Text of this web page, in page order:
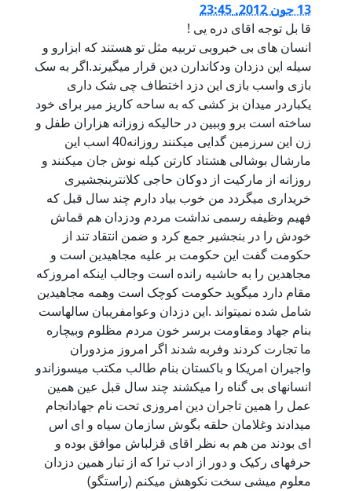
13 جون 2012, 23:45
قا بل توجه اقای دره یی !
انسان های بی خبروبی تربیه مثل تو هستند که ابزارو و
سیله این دزدان ودکاندارن دین قرار میگیرند.اگر به سک
بازی واسب بازی این دزد اختطاف چی شک داری
یکباردر میدان بز کشی که به ساحه کاریز میر برای خود
ساخته است برو وببین در حالیکه زوزانه هزاران طفل و
زن این سرزمین گدایی میکنند روزانه40 اسب این
مارشال بوشالی هشتاد کارتن کیله نوش جان میکنند و
روزانه از مارکیت از دوکان حاجی کلانتربنجشیری
خریداری میگردد من خوب بیاد دارم چند سال قبل که
فهیم وظیفه رسمی نداشت مردم ودزدان هم قماش
خودش را در بنجشیر جمع کرد و ضمن انتقاد تند از
حکومت گفت این حکومت بر علیه مجاهیدین است و
مجاهدین را به حاشیه رانده است وجالب اینکه امروزکه
مقام دارد میگوید حکومت کوچک است وهمه مجاهیدین
شامل شده نمیتواند .این دزدان وعوامفریبان سالهاست
بنام جهاد ومقاومت برسر خون مردم مظلوم وبیچاره
ما تجارت کردند وفربه شدند اگر امروز مزدوران
واجیران امریکا و باکستان بنام طالب مکتب میسوزاندو
انسانهای بی گناه را میکشند چند سال قبل عین همین
عمل را همین تاجران دین امروزی تحت نام جهادانجام
میدادند وغلامان حلقه بگوش سازمان سیاه و ای اس
ای بودند من هم به نظر اقای قزلباش موافق بوده و
حرفهای رکیک و دور از ادب ترا که از تبار همین دزدان
معلوم میشی سخت نکوهش میکنم (راستگو)